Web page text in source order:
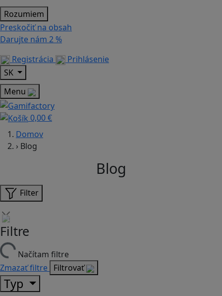
Rozumiem
Preskočiť na obsah
Darujte nám 2 %
Registrácia
Prihlásenie
SK
Menu
0,00 €
Domov
› Blog
Blog
Filter
Filtre
Načítam filtre
Zmazať filtre Filtrovať
Typ